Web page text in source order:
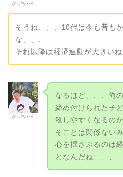
がっちゃん
そうね、、、10代は今も昔も
な、、、
それ以降は経済連動が大きいね
がっちゃん
なるほど、、、俺
締め付けられた子
殺しやすくなるの
そことは関係ない
心を揺さぶるのは
となんだね、、、